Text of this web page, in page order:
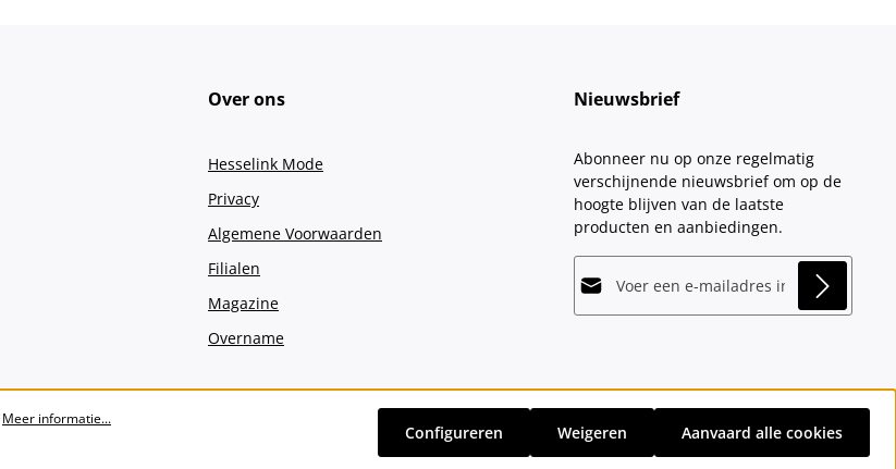
Over ons
Hesselink Mode
Privacy
Algemene Voorwaarden
Filialen
Magazine
Overname
Nieuwsbrief
Abonneer nu op onze regelmatig
verschijnende nieuwsbrief om op de
hoogte blijven van de laatste
producten en aanbiedingen.
u dat u onze
gegevensbeschermingsinformatiehebt
gelezen en onze
algemene voorwaardenhebt
verzendkostenen eventuele bezorgkosten, indien niet anders vermeld.
Meer informatie...
Weigeren
Configureren Aanvaard alle cookies